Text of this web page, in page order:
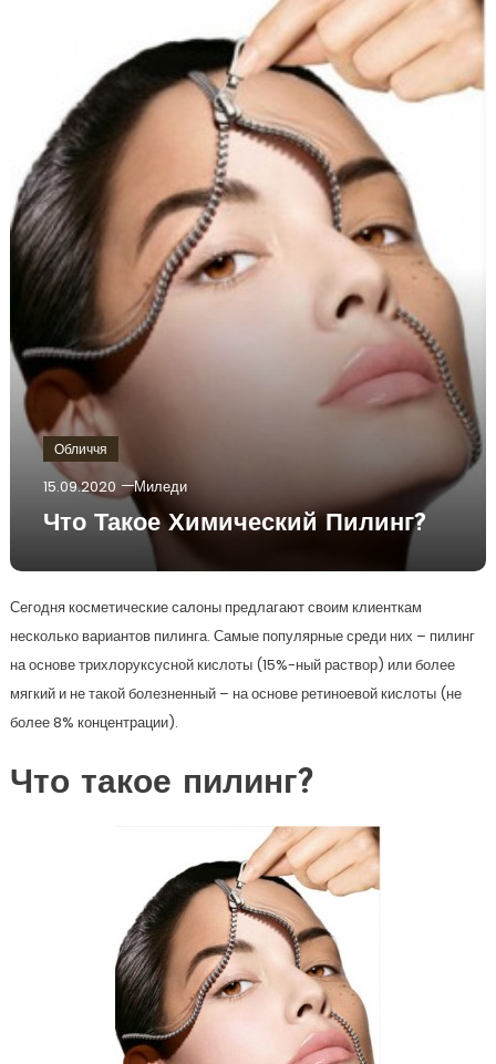
Обличчя
15.09.2020 Миледи
Что Такое Химический Пилинг?
Сегодня косметические салоны предлагают своим клиенткам
несколько вариантов пилинга. Самые популярные среди них – пилинг
на основе трихлоруксусной кислоты (15%-ный раствор) или более
мягкий и не такой болезненный – на основе ретиноевой кислоты (не
более 8% концентрации).
Что такое пилинг?